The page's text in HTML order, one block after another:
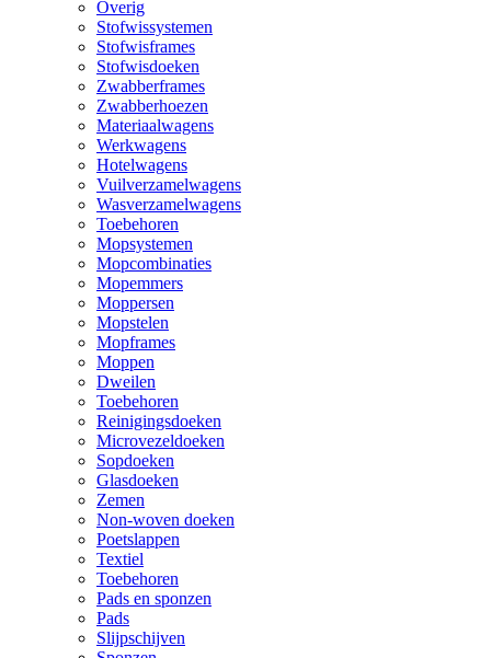
Overig
Stofwissystemen
Stofwisframes
Stofwisdoeken
Zwabberframes
Zwabberhoezen
Materiaalwagens
Werkwagens
Hotelwagens
Vuilverzamelwagens
Wasverzamelwagens
Toebehoren
Mopsystemen
Mopcombinaties
Mopemmers
Moppersen
Mopstelen
Mopframes
Moppen
Dweilen
Toebehoren
Reinigingsdoeken
Microvezeldoeken
Sopdoeken
Glasdoeken
Zemen
Non-woven doeken
Poetslappen
Textiel
Toebehoren
Pads en sponzen
Pads
Slijpschijven